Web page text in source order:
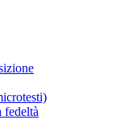
fedeltà